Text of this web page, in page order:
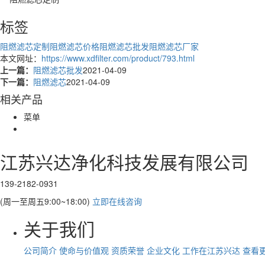
标签
阻燃滤芯定制阻燃滤芯价格阻燃滤芯批发阻燃滤芯厂家
本文网址： https://www.xdfilter.com/product/793.html
上一篇： 阻燃滤芯批发2021-04-09
下一篇： 阻燃滤芯2021-04-09
相关产品
菜单
江苏兴达净化科技发展有限公司
139-2182-0931
(周一至周五9:00~18:00) 立即在线咨询
关于我们
公司简介 使命与价值观 资质荣誉 企业文化 工作在江苏兴达 查看